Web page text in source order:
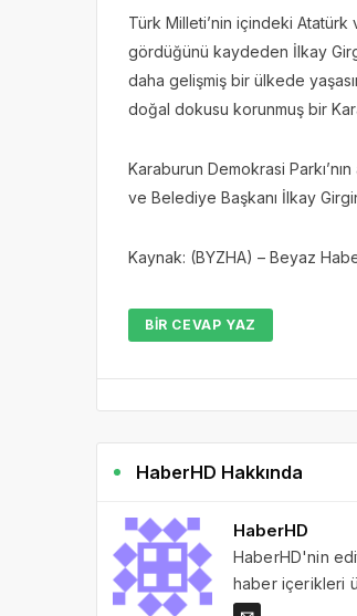
Türk Milleti’nin içindeki
gördüğünü kaydeden İlkay
daha gelişmiş bir ülkede
doğal dokusu korunmuş bir
Karaburun Demokrasi
ve Belediye Başkanı İlkay
Kaynak: (BYZHA) – Beyaz
BIR CEVAP YAZ
HaberHD Hakkında
HaberHD
HaberHD'nin
haber içerikleri